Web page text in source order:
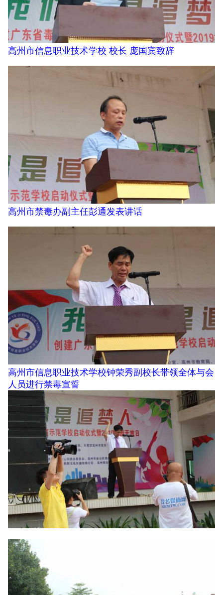
高州市信息职业技术学校 校长 庞国宾致辞
高州市禁毒办副主任彭通发表讲话
高州市信息职业技术学校钟荣秀副校长带领全体与会
人员进行禁毒宣誓